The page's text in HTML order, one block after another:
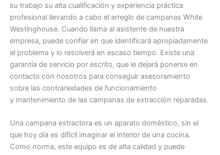
su trabajo su alta cualificación y experiencia práctica
profesional llevando a cabo el arreglo de campanas White
Westinghouse. Cuando llama al asistente de nuestra
empresa, puede confiar en que identificará apropiadamente
el problema y lo resolverá en escaso tiempo. Existe una
garantía de servicio por escrito, que le dejará ponerse en
contacto con nosotros para conseguir asesoramiento
sobre las contrariedades de funcionamiento
y mantenimiento de las campanas de extracción reparadas.
Una campana extractora es un aparato doméstico, sin el
que hoy día es difícil imaginar el interior de una cocina.
Como norma, este equipo es de alta calidad y puede